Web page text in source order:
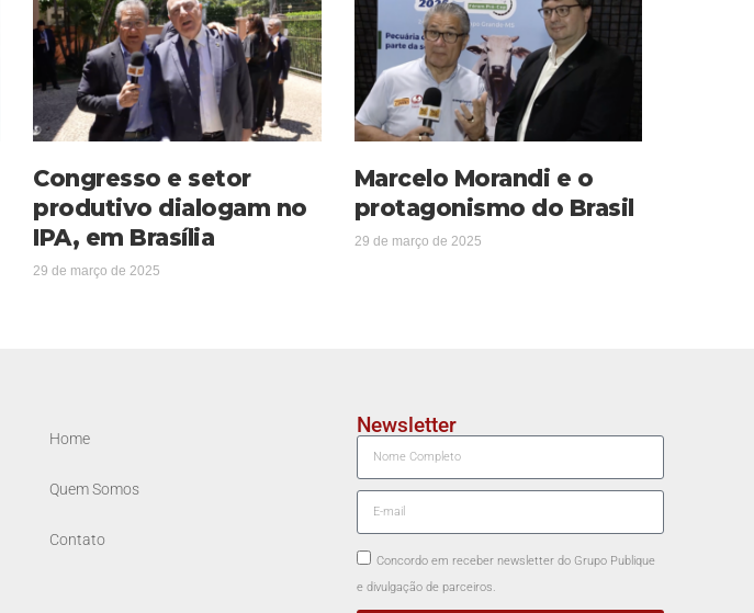
Congresso e setor
produtivo dialogam no
IPA, em Brasília
29 de março de 2025
Marcelo Morandi e o
protagonismo do Brasil
29 de março de 2025
Home
Quem Somos
Contato
Newsletter
Concordo em receber newsletter do Grupo Publique
e divulgação de parceiros.